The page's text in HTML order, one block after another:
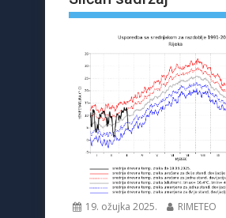
19. ožujka 2025. RIMETEO